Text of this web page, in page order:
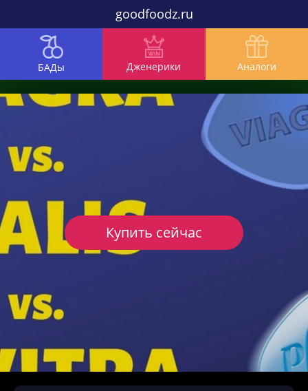
goodfoodz.ru
БАДы Дженерики Аналоги
Купить сейчас